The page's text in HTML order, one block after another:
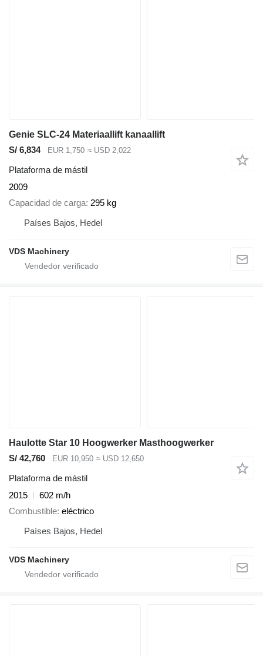
Genie SLC-24 Materiaallift kanaallift
S/ 6,834
EUR 1,750 ≈ USD 2,022
Plataforma de mástil
2009
Capacidad de carga 295 kg
Países Bajos, Hedel
VDS Machinery
Haulotte Star 10 Hoogwerker Masthoogwerker
S/ 42,760
EUR 10,950 ≈ USD 12,650
Plataforma de mástil
2015
602 m/h
Combustible eléctrico
Países Bajos, Hedel
VDS Machinery